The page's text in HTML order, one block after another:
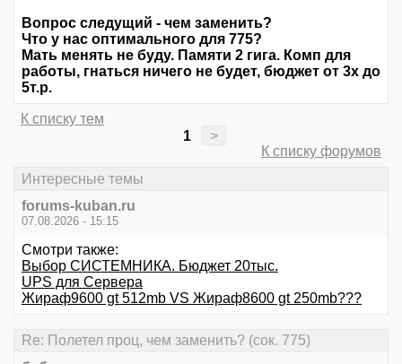
Вопрос следущий - чем заменить?
Что у нас оптимального для 775?
Мать менять не буду. Памяти 2 гига. Комп для
работы, гнаться ничего не будет, бюджет от 3х до
5т.р.
К списку тем
1
>
К списку форумов
Интересные темы
forums-kuban.ru
07.08.2026 - 15:15
Смотри также:
Выбор СИСТЕМНИКА. Бюджет 20тыс.
UPS для Сервера
Жираф9600 gt 512mb VS Жираф8600 gt 250mb???
Re: Полетел проц, чем заменить? (сок. 775)